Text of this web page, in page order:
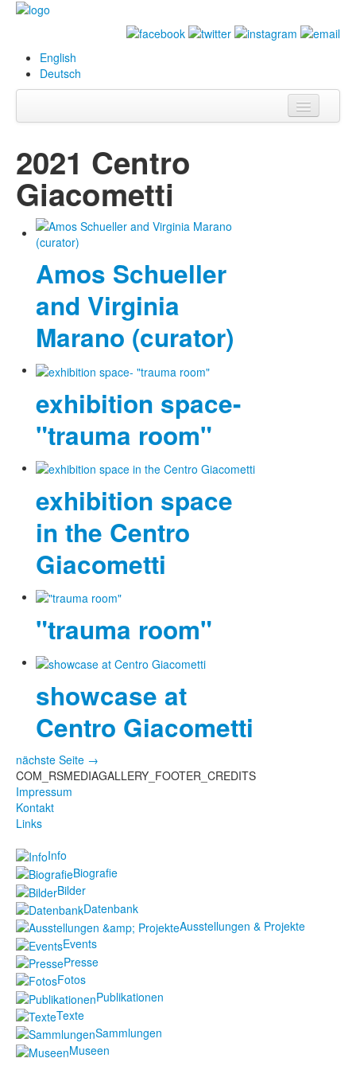
English
Deutsch
Biografie
Bilder
Datenbank
Ausstellungen
& Projekte
Events
Presse
Fotos
Publikationen
2021 Centro
Giacometti
Amos Schueller
and Virginia
Marano (curator)
exhibition space-
"trauma room"
exhibition space
in the Centro
Giacometti
"trauma room"
showcase at
Centro Giacometti
nächste Seite →
COM_RSMEDIAGALLERY_FOOTER_CREDITS
Impressum
Kontakt
Links
Info
Biografie
Bilder
Datenbank
Ausstellungen & Projekte
Events
Presse
Fotos
Publikationen
Texte
Sammlungen
Museen